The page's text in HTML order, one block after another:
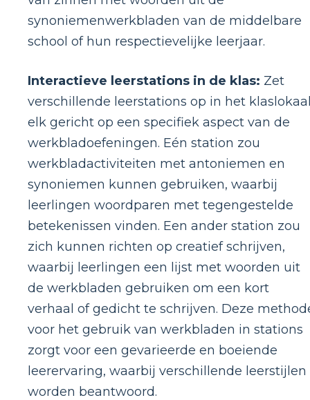
synoniemenwerkbladen van de middelbare
school of hun respectievelijke leerjaar.
Interactieve leerstations in de klas: Zet
verschillende leerstations op in het
elk gericht op een specifiek aspect van de
werkbladoefeningen. Eén station zou
werkbladactiviteiten met antoniemen en
synoniemen kunnen gebruiken, waarbij
leerlingen woordparen met tegengestelde
betekenissen vinden. Een ander station zou
zich kunnen richten op creatief schrijven,
waarbij leerlingen een lijst met woorden uit
de werkbladen gebruiken om een ​​kort
verhaal of gedicht te schrijven. Deze
voor het gebruik van werkbladen in stations
zorgt voor een gevarieerde en boeiende
leerervaring, waarbij verschillende leerstijlen
worden beantwoord.